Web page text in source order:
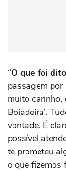
“O que foi
passagem por
muito carinho,
Boiadeira'.
vontade. É
possível
te prometeu
o que fizemos